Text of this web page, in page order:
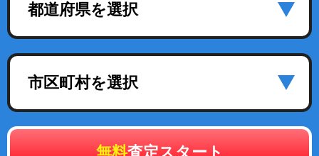
都道府県を選択
市区町村を選択
無料査定スタート